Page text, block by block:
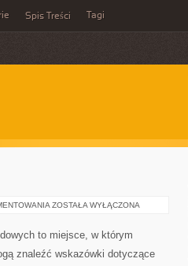
Spis Treści Tagi
UNIQLO
ZOSTAŁA WYŁĄCZONA
to miejsce, w którym
znaleźć wskazówki dotyczące